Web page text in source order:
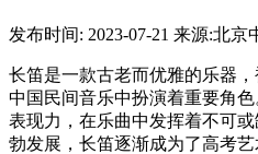
发布时间: 2023-07-21 来源:北京
长笛是一款古老而优雅的乐器
中国民间音乐中扮演着重要角
表现力，在乐曲中发挥着不可
勃发展，长笛逐渐成为了高考